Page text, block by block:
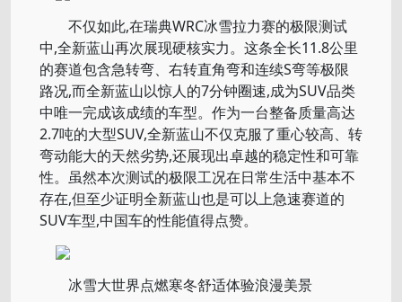
不仅如此,在瑞典WRC冰雪拉力赛的极限测试
中,全新蓝山再次展现硬核实力。这条全长11.8公里
的赛道包含急转弯、右转直角弯和连续S弯等极限
路况,而全新蓝山以惊人的7分钟圈速,成为SUV品类
中唯一完成该成绩的车型。作为一台整备质量高达
2.7吨的大型SUV,全新蓝山不仅克服了重心较高、转
弯动能大的天然劣势,还展现出卓越的稳定性和可靠
性。虽然本次测试的极限工况在日常生活中基本不
存在,但至少证明全新蓝山也是可以上急速赛道的
SUV车型,中国车的性能值得点赞。
冰雪大世界点燃寒冬舒适体验浪漫美景